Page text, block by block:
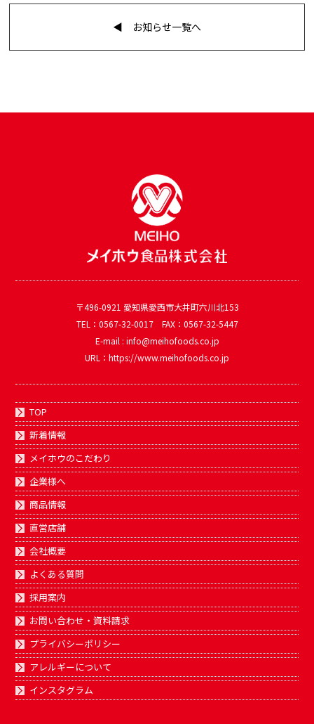
◀︎ お知らせ一覧へ
〒496-0921 愛知県愛西市大井町六川北153
TEL：0567-32-0017 FAX：0567-32-5447
E-mail : info@meihofoods.co.jp
URL：https://www.meihofoods.co.jp
TOP
新着情報
メイホウのこだわり
企業様へ
商品情報
直営店舗
会社概要
よくある質問
採用案内
お問い合わせ・資料請求
プライバシーポリシー
アレルギーについて
インスタグラム